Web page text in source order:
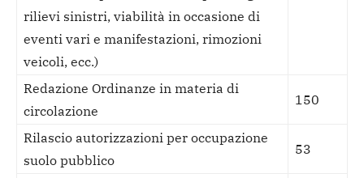
rilievi sinistri, viabilità in occasione di
eventi vari e manifestazioni, rimozioni
veicoli, ecc.)
Redazione Ordinanze in materia di
circolazione
150
Rilascio autorizzazioni per occupazione
suolo pubblico
53